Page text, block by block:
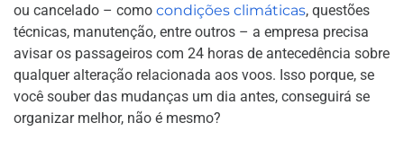
ou cancelado – como condições climáticas, questões
técnicas, manutenção, entre outros – a empresa precisa
avisar os passageiros com 24 horas de antecedência sobre
qualquer alteração relacionada aos voos. Isso porque, se
você souber das mudanças um dia antes, conseguirá se
organizar melhor, não é mesmo?